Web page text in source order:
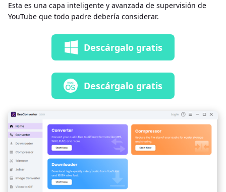
Esta es una capa inteligente y avanzada de supervisión de
YouTube que todo padre debería considerar.
Descárgalo gratis
Descárgalo gratis